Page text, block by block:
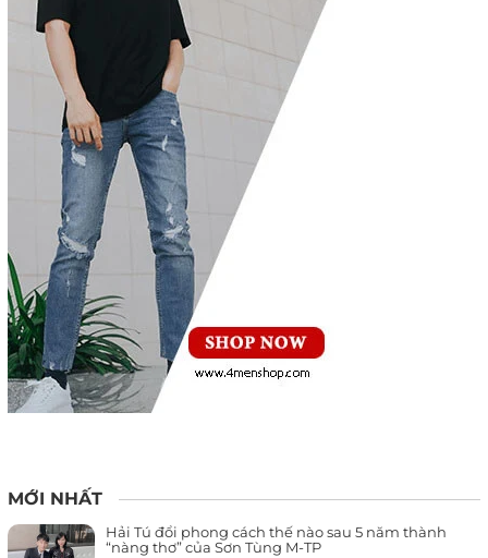
MỚI NHẤT
Hải Tú đổi phong cách thế nào sau 5 năm thành
“nàng thơ” của Sơn Tùng M-TP